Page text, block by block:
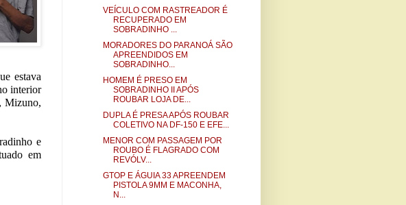
estava
interior
Mizuno,
e
em
VEÍCULO COM RASTREADOR É
RECUPERADO EM
SOBRADINHO ...
MORADORES DO PARANOÁ SÃO
APREENDIDOS EM
SOBRADINHO...
HOMEM É PRESO EM
SOBRADINHO II APÓS
ROUBAR LOJA DE...
DUPLA É PRESA APÓS ROUBAR
COLETIVO NA DF-150 E EFE...
MENOR COM PASSAGEM POR
ROUBO É FLAGRADO COM
REVÓLV...
GTOP E ÁGUIA 33 APREENDEM
PISTOLA 9MM E MACONHA,
N...